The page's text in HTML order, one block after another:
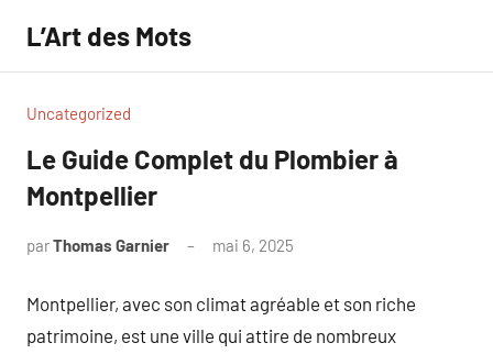
contenu
L’Art des Mots
Uncategorized
Le Guide Complet du Plombier à
Montpellier
parThomas Garnier mai 6, 2025
Montpellier, avec son climat agréable et son riche
patrimoine, est une ville qui attire de nombreux